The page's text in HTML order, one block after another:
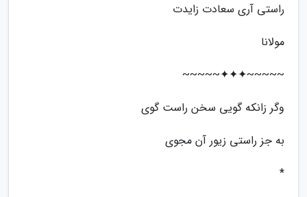
راستی آری سعادت زایدت
مولانا
~~~~~✦✦✦~~~~~
وگر زانکه گویی سخن راست گوی
به جز راستی زیور آن مجوی
*